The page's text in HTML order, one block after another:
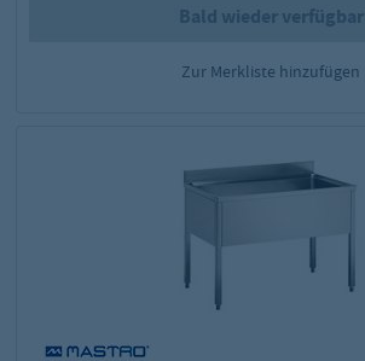
Bald wieder verfügbar
Zur Merkliste hinzufügen